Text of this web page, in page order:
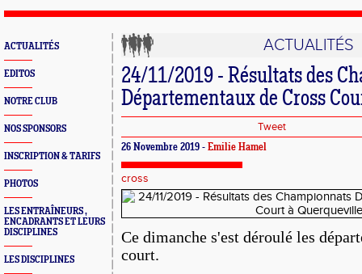
ACTUALITÉS
EDITOS
NOTRE CLUB
NOS SPONSORS
INSCRIPTION & TARIFS
PHOTOS
LES ENTRAÎNEURS ,
ENCADRANTS ET LEURS
DISCIPLINES
LES DISCIPLINES
ACTUALITÉS
24/11/2019 - Résultats des
Départementaux de Cross
Tweet
26 Novembre 2019 - Emilie Hamel
cross
Ce dimanche s'est déroulé les
court.